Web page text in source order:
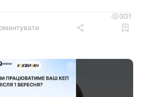
попереднього об’єкта і
у різних рядках, кожному з яких
301